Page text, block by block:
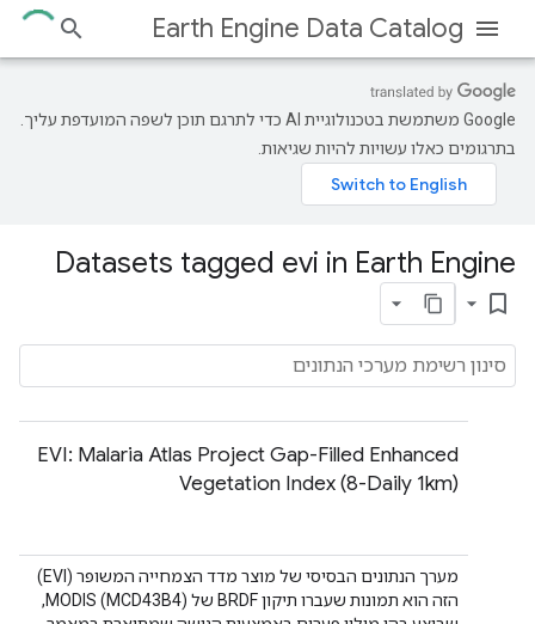
Earth Engine Data Catalog
‫Google משתמשת בטכנולוגיית AI כדי לתרגם תוכן לשפה המועדפת עליך.
בתרגומים כאלו עשויות להיות שגיאות.
Datasets tagged evi in Earth Engine
bookmark_border
EVI: Malaria Atlas Project Gap-Filled Enhanced
Vegetation Index (8-Daily 1km)
מערך הנתונים הבסיסי של מוצר מדד הצמחייה המשופר (EVI)
הזה הוא תמונות שעברו תיקון BRDF של MODIS (MCD43B4),